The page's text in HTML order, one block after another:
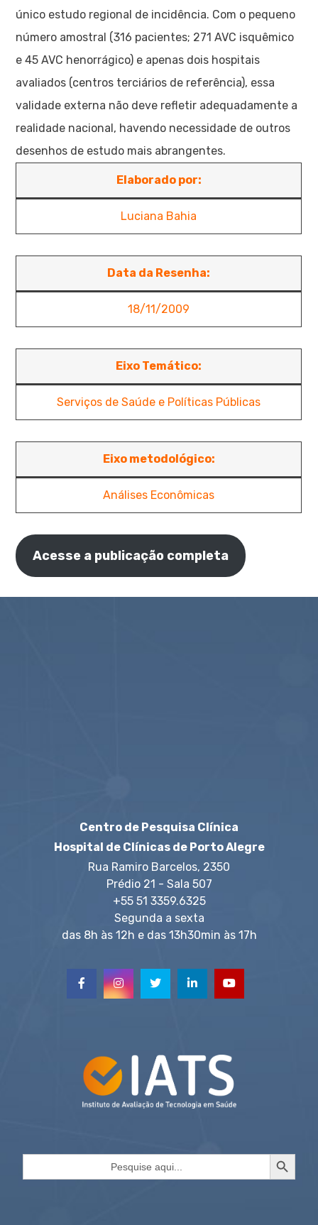
único estudo regional de incidência. Com o pequeno
número amostral (316 pacientes; 271 AVC isquêmico
e 45 AVC henorrágico) e apenas dois hospitais
avaliados (centros terciários de referência), essa
validade externa não deve refletir adequadamente a
realidade nacional, havendo necessidade de outros
desenhos de estudo mais abrangentes.
Elaborado por:
Luciana Bahia
Data da Resenha:
18/11/2009
Eixo Temático:
Serviços de Saúde e Políticas Públicas
Eixo metodológico:
Análises Econômicas
Acesse a publicação completa
Centro de Pesquisa Clínica
Hospital de Clínicas de Porto Alegre
Rua Ramiro Barcelos, 2350
Prédio 21 - Sala 507
+55 51 3359.6325
Segunda a sexta
das 8h às 12h e das 13h30min às 17h
Search
Search Button